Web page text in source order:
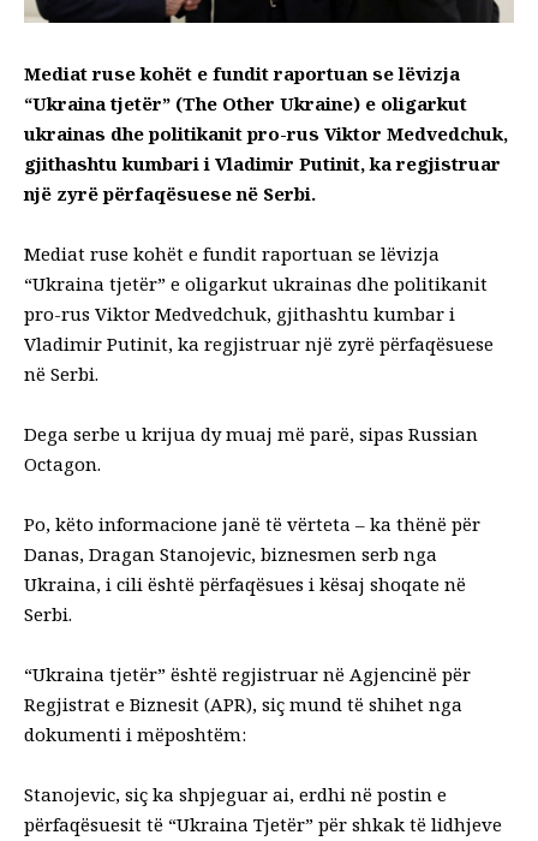
Mediat ruse kohët e fundit raportuan se lëvizja
“Ukraina tjetër” (The Other Ukraine) e oligarkut
ukrainas dhe politikanit pro-rus Viktor Medvedchuk,
gjithashtu kumbari i Vladimir Putinit, ka regjistruar
një zyrë përfaqësuese në Serbi.
Mediat ruse kohët e fundit raportuan se lëvizja
“Ukraina tjetër” e oligarkut ukrainas dhe politikanit
pro-rus Viktor Medvedchuk, gjithashtu kumbar i
Vladimir Putinit, ka regjistruar një zyrë përfaqësuese
në Serbi.
Dega serbe u krijua dy muaj më parë, sipas Russian
Octagon.
Po, këto informacione janë të vërteta – ka thënë për
Danas, Dragan Stanojevic, biznesmen serb nga
Ukraina, i cili është përfaqësues i kësaj shoqate në
Serbi.
“Ukraina tjetër” është regjistruar në Agjencinë për
Regjistrat e Biznesit (APR), siç mund të shihet nga
dokumenti i mëposhtëm:
Stanojevic, siç ka shpjeguar ai, erdhi në postin e
përfaqësuesit të “Ukraina Tjetër” për shkak të lidhjeve